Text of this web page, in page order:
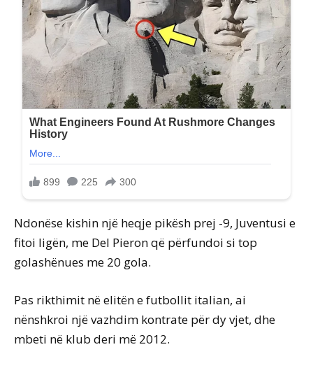
Ndonëse kishin një heqje pikësh prej -9, Juventusi e
fitoi ligën, me Del Pieron që përfundoi si top
golashënues me 20 gola.
Pas rikthimit në elitën e futbollit italian, ai
nënshkroi një vazhdim kontrate për dy vjet, dhe
mbeti në klub deri më 2012.